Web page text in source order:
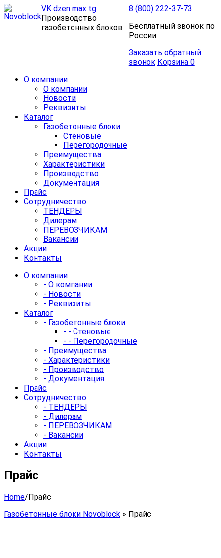
VK dzen max tg
Производство
газобетонных блоков
8 (800) 222-37-73
Бесплатный звонок по
России
Заказать обратный
звонок Корзина 0
О компании
О компании
Новости
Реквизиты
Каталог
Газобетонные блоки
Стеновые
Перегородочные
Преимущества
Характеристики
Производство
Документация
Прайс
Сотрудничество
ТЕНДЕРЫ
Дилерам
ПЕРЕВОЗЧИКАМ
Вакансии
Акции
Контакты
О компании
- О компании
- Новости
- Реквизиты
Каталог
- Газобетонные блоки
- - Стеновые
- - Перегородочные
- Преимущества
- Характеристики
- Производство
- Документация
Прайс
Сотрудничество
- ТЕНДЕРЫ
- Дилерам
- ПЕРЕВОЗЧИКАМ
- Вакансии
Акции
Контакты
Прайс
Home/Прайс
Газобетонные блоки Novoblock » Прайс